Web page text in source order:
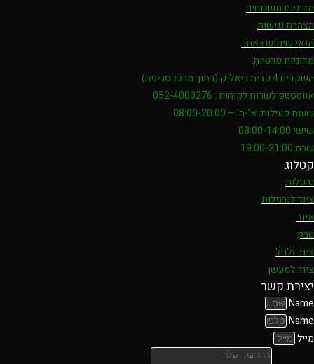
מדיניות משלוחים
הצהרת נגישות
תנאי שימוש באתר
מדיניות פרטיות
השקדים 4 קרית ביאליק (בתוך מרכז סביניה)
אווטסטפ לשרות לקוחות : 052-4000276
שעות פעילות: א'-ה' – 08:00-20:00
שישי 08:00-14:00
שבת 19:00-21:00
קטלוג
נרגילות
ציוד לנרגילות
איוד
טבק
ציוד גלגול
ציוד למעשן
יצירת קשר
Name
Name
מייל